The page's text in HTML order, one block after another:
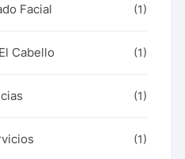
Facial (1)
Cabello (1)
(1)
(1)